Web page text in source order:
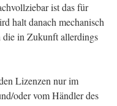
ist das für
halt danach mechanisch
in Zukunft allerdings
Lizenzen nur im
oder vom Händler des